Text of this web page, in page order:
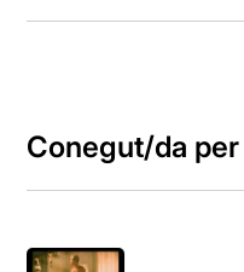
Conegut/da per